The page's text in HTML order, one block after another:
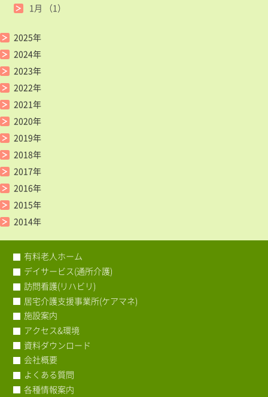
1月
（1）
2025年
2024年
2023年
2022年
2021年
2020年
2019年
2018年
2017年
2016年
2015年
2014年
有料老人ホーム
デイサービス(通所介護)
訪問看護(リハビリ)
居宅介護支援事業所(ケアマネ)
施設案内
アクセス&環境
資料ダウンロード
会社概要
よくある質問
各種情報案内